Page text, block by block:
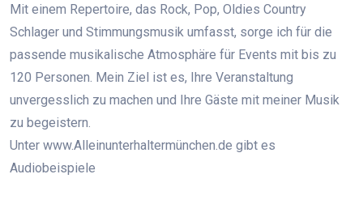
Mit einem Repertoire, das Rock, Pop, Oldies Country
Schlager und Stimmungsmusik umfasst, sorge ich für die
passende musikalische Atmosphäre für Events mit bis zu
120 Personen. Mein Ziel ist es, Ihre Veranstaltung
unvergesslich zu machen und Ihre Gäste mit meiner Musik
zu begeistern.
Unter www.Alleinunterhaltermünchen.de gibt es
Audiobeispiele